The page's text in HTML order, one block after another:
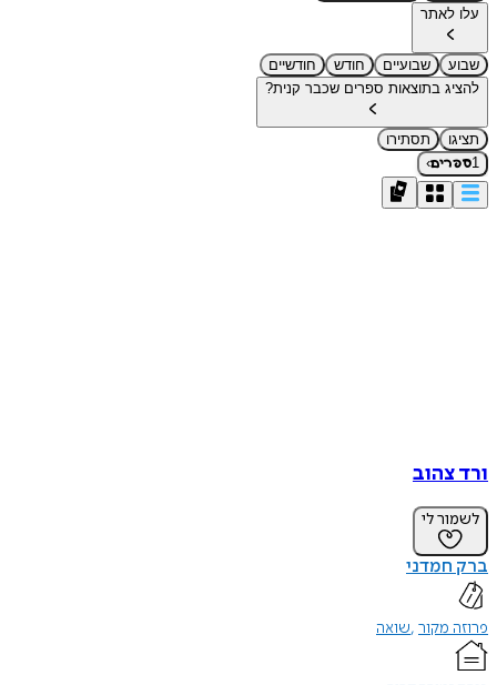
עלו לאתר
שבוע שבועיים חודש
חודשיים
להציג בתוצאות ספרים שכבר קנית?
תציגו
תסתירו
1ספרים›
ורד צהוב
לשמור לי
ברק חמדני
פרוזה מקור שואה